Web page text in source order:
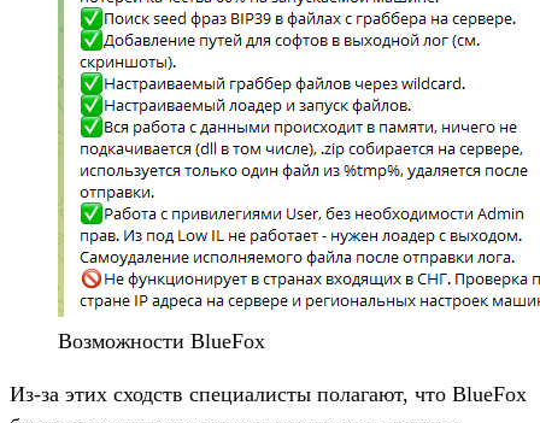
Возможности BlueFox
Из-за этих сходств специалисты полагают, что BlueFox